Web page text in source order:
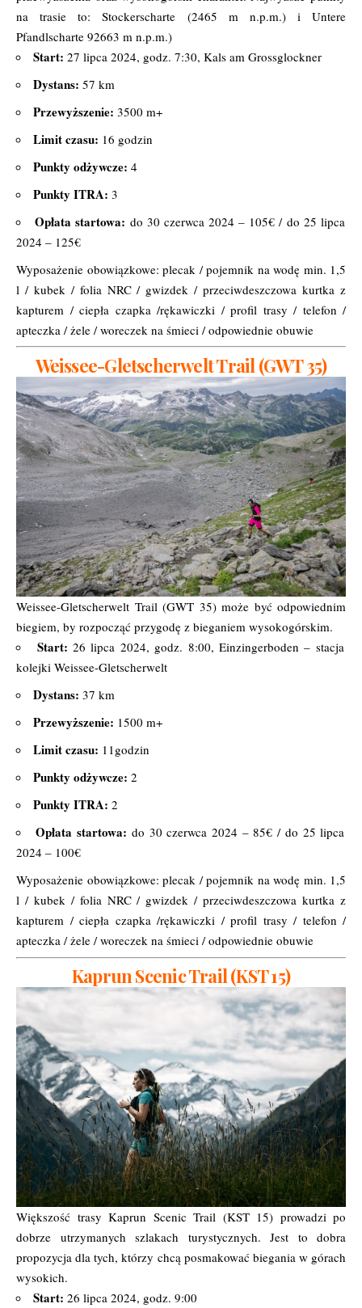
na trasie to: Stockerscharte (2465 m n.p.m.) i Untere
Pfandlscharte 92663 m n.p.m.)
Start: 27 lipca 2024, godz. 7:30, Kals am Grossglockner
Dystans: 57 km
Przewyższenie: 3500 m+
Limit czasu: 16 godzin
Punkty odżywcze: 4
Punkty ITRA: 3
Opłata startowa: do 30 czerwca 2024 – 105€ / do 25 lipca
2024 – 125€
Wyposażenie obowiązkowe: plecak / pojemnik na wodę min. 1,5
l / kubek / folia NRC / gwizdek / przeciwdeszczowa kurtka z
kapturem / ciepła czapka /rękawiczki / profil trasy / telefon /
apteczka / żele / woreczek na śmieci / odpowiednie obuwie
Weissee-Gletscherwelt Trail (GWT 35)
Weissee-Gletscherwelt Trail (GWT 35) może być odpowiednim
biegiem, by rozpocząć przygodę z bieganiem wysokogórskim.
Start: 26 lipca 2024, godz. 8:00, Einzingerboden – stacja
kolejki Weissee-Gletscherwelt
Dystans: 37 km
Przewyższenie: 1500 m+
Limit czasu: 11godzin
Punkty odżywcze: 2
Punkty ITRA: 2
Opłata startowa: do 30 czerwca 2024 – 85€ / do 25 lipca
2024 – 100€
Wyposażenie obowiązkowe: plecak / pojemnik na wodę min. 1,5
l / kubek / folia NRC / gwizdek / przeciwdeszczowa kurtka z
kapturem / ciepła czapka /rękawiczki / profil trasy / telefon /
apteczka / żele / woreczek na śmieci / odpowiednie obuwie
Kaprun Scenic Trail (KST 15)
Większość trasy Kaprun Scenic Trail (KST 15) prowadzi po
dobrze utrzymanych szlakach turystycznych. Jest to dobra
propozycja dla tych, którzy chcą posmakować biegania w górach
wysokich.
Start: 26 lipca 2024, godz. 9:00